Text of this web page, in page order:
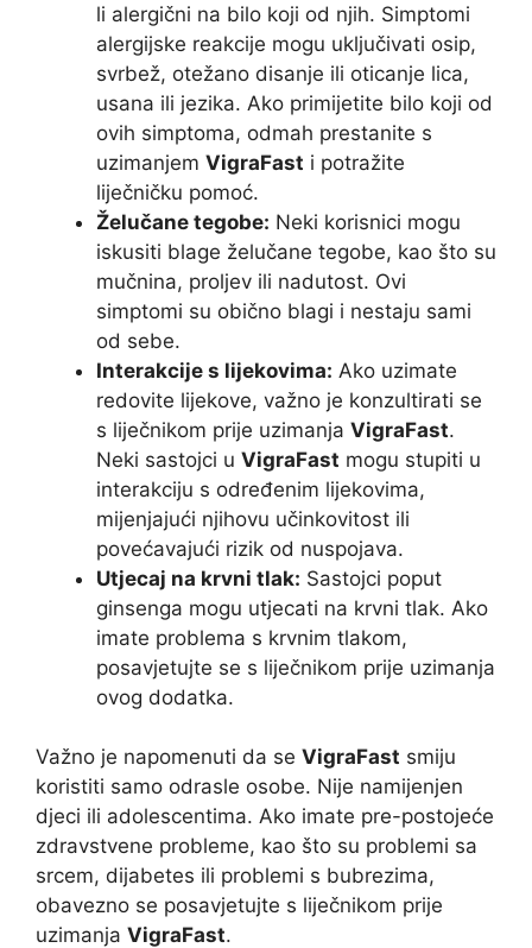
li alergični na bilo koji od njih. Simptomi
alergijske reakcije mogu uključivati osip,
svrbež, otežano disanje ili oticanje lica,
usana ili jezika. Ako primijetite bilo koji od
ovih simptoma, odmah prestanite s
uzimanjem VigraFast i potražite
liječničku pomoć.
Želučane tegobe: Neki korisnici mogu
iskusiti blage želučane tegobe, kao što su
mučnina, proljev ili nadutost. Ovi
simptomi su obično blagi i nestaju sami
od sebe.
Interakcije s lijekovima: Ako uzimate
redovite lijekove, važno je konzultirati se
s liječnikom prije uzimanja VigraFast.
Neki sastojci u VigraFast mogu stupiti u
interakciju s određenim lijekovima,
mijenjajući njihovu učinkovitost ili
povećavajući rizik od nuspojava.
Utjecaj na krvni tlak: Sastojci poput
ginsenga mogu utjecati na krvni tlak. Ako
imate problema s krvnim tlakom,
posavjetujte se s liječnikom prije uzimanja
ovog dodatka.
Važno je napomenuti da se VigraFast smiju
koristiti samo odrasle osobe. Nije namijenjen
djeci ili adolescentima. Ako imate pre-postojeće
zdravstvene probleme, kao što su problemi sa
srcem, dijabetes ili problemi s bubrezima,
obavezno se posavjetujte s liječnikom prije
uzimanja VigraFast.